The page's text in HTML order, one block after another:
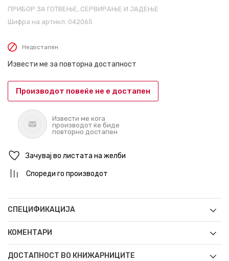
ПРИБОР ЗА ГОТВЕЊЕ, СЕРВИРАЊЕ И ЈАДЕЊЕ
Шифра на артикл: 042065
Недостапен
Извести ме за повторна достапност
Производот повеќе не е достапен
Извести ме кога
производот ќе биде
повторно достапен
Зачувај во листата на желби
Спореди го производот
СПЕЦИФИКАЦИЈА
КОМЕНТАРИ
ДОСТАПНОСТ ВО КНИЖАРНИЦИТЕ